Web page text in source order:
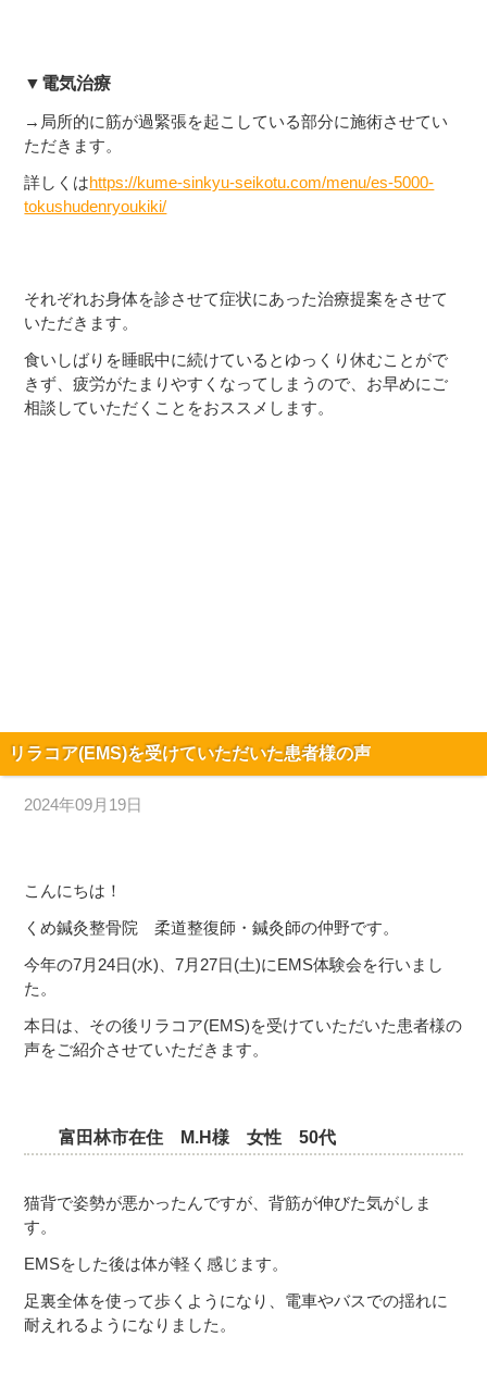
▼電気治療
→局所的に筋が過緊張を起こしている部分に施術させてい
ただきます。
詳しくはhttps://kume-sinkyu-seikotu.com/menu/es-5000-
tokushudenryoukiki/
それぞれお身体を診させて症状にあった治療提案をさせて
いただきます。
食いしばりを睡眠中に続けているとゆっくり休むことがで
きず、疲労がたまりやすくなってしまうので、お早めにご
相談していただくことをおススメします。
リラコア(EMS)を受けていただいた患者様の声
2024年09月19日
こんにちは！
くめ鍼灸整骨院 柔道整復師・鍼灸師の仲野です。
今年の7月24日(水)、7月27日(土)にEMS体験会を行いまし
た。
本日は、その後リラコア(EMS)を受けていただいた患者様の
声をご紹介させていただきます。
富田林市在住 M.H様 女性 50代
猫背で姿勢が悪かったんですが、背筋が伸びた気がしま
す。
EMSをした後は体が軽く感じます。
足裏全体を使って歩くようになり、電車やバスでの揺れに
耐えれるようになりました。